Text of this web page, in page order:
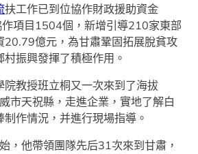
扶工作已到位協作財政援助資金
項目1504個，新增引導210家東部
20.79億元，為甘肅鞏固拓展脫貧攻
振興發揮了積極作用。
院教授班立桐又一次來到了海拔
市天祝縣，走進企業，實地了解白
作情況，并進行現場指導。
，他帶領團隊先后31次來到甘肅，